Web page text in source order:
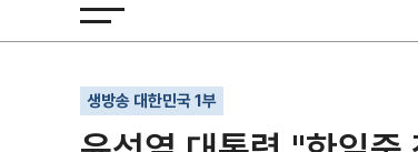
전체메뉴 열기
생방송 대한민국 1부
기사인쇄
글자확대
글자축소